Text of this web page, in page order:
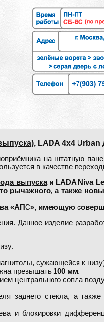
), LADA 4x4 Urban
на штатную
в качестве
выпускаи LADA Niva
рычажного, а также
«АПС», имеющую
Данное изделие
сужающейся к
превышать 100 мм.
центрального сопла
заднего стекла, а
и блокировки